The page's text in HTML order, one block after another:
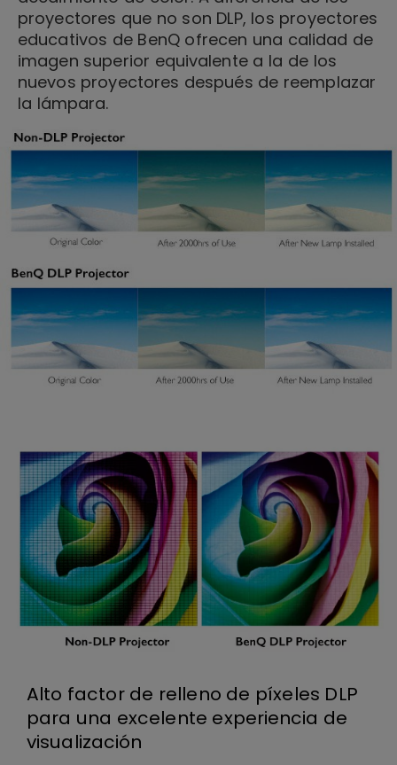
proyectores que no son DLP, los proyectores
educativos de BenQ ofrecen una calidad de
imagen superior equivalente a la de los
nuevos proyectores después de reemplazar
la lámpara.
Alto factor de relleno de píxeles DLP
para una excelente experiencia de
visualización